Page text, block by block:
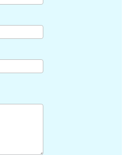
Brother LC-127XLBK
náplň